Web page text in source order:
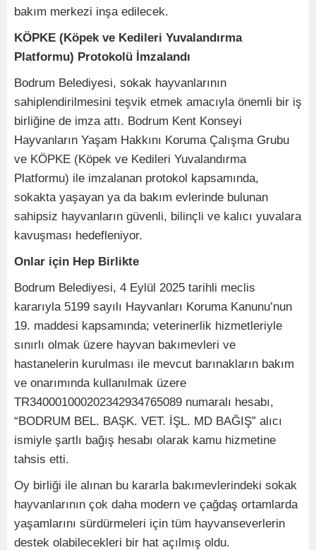
bakım merkezi inşa edilecek.
KÖPKE (Köpek ve Kedileri Yuvalandırma
Platformu) Protokolü İmzalandı
Bodrum Belediyesi, sokak hayvanlarının
sahiplendirilmesini teşvik etmek amacıyla önemli bir iş
birliğine de imza attı. Bodrum Kent Konseyi
Hayvanların Yaşam Hakkını Koruma Çalışma Grubu
ve KÖPKE (Köpek ve Kedileri Yuvalandırma
Platformu) ile imzalanan protokol kapsamında,
sokakta yaşayan ya da bakım evlerinde bulunan
sahipsiz hayvanların güvenli, bilinçli ve kalıcı yuvalara
kavuşması hedefleniyor.
Onlar için Hep Birlikte
Bodrum Belediyesi, 4 Eylül 2025 tarihli meclis
kararıyla 5199 sayılı Hayvanları Koruma Kanunu’nun
19. maddesi kapsamında; veterinerlik hizmetleriyle
sınırlı olmak üzere hayvan bakımevleri ve
hastanelerin kurulması ile mevcut barınakların bakım
ve onarımında kullanılmak üzere
TR340001000202342934765089 numaralı hesabı,
“BODRUM BEL. BAŞK. VET. İŞL. MD BAĞIŞ” alıcı
ismiyle şartlı bağış hesabı olarak kamu hizmetine
tahsis etti.
Oy birliği ile alınan bu kararla bakımevlerindeki sokak
hayvanlarının çok daha modern ve çağdaş ortamlarda
yaşamlarını sürdürmeleri için tüm hayvanseverlerin
destek olabilecekleri bir hat açılmış oldu.